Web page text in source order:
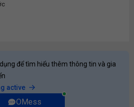
để tìm hiểu thêm thông tin và gia
active
OMess